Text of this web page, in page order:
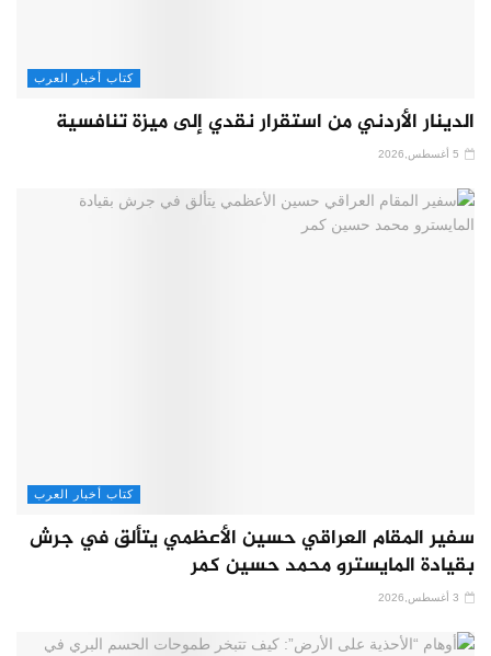
كتاب أخبار العرب
الدينار الأردني من استقرار نقدي إلى ميزة تنافسية
كتاب أخبار العرب
سفير المقام العراقي حسين الأعظمي يتألق في جرش
بقيادة المايسترو محمد حسين كمر